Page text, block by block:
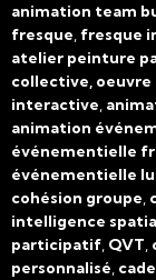
animation team
fresque, fresque
atelier peinture
collective,
interactive,
animation
événementielle
événementielle
cohésion groupe,
intelligence
participatif, QVT,
personnalisé,